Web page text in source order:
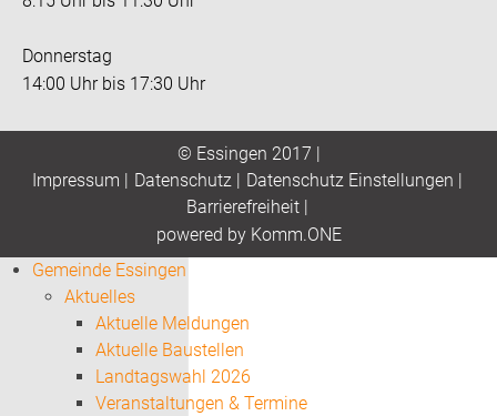
Donnerstag
14:00 Uhr bis 17:30 Uhr
© Essingen 2017 |
Impressum
Datenschutz| Datenschutz Einstellungen
Barrierefreiheit|
powered by Komm.ONE
Gemeinde Essingen
Aktuelles
Aktuelle Meldungen
Aktuelle Baustellen
Landtagswahl 2026
Veranstaltungen & Termine